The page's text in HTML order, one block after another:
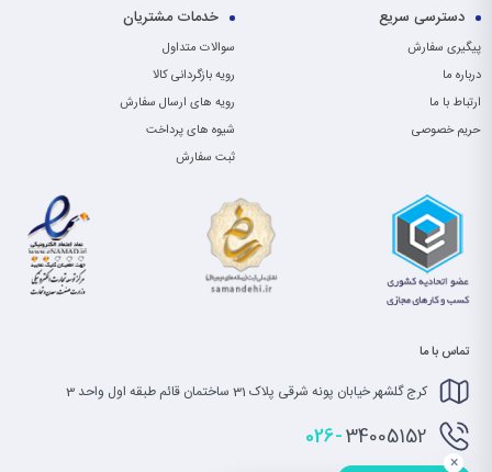
دسترسی سریع
پیگیری سفارش
درباره ما
ارتباط با ما
حریم خصوصی
خدمات مشتریان
سوالات متداول
رویه بازگردانی کالا
رویه های ارسال سفارش
شیوه های پرداخت
ثبت سفارش
تماس با ما
کرج گلشهر خیابان پونه شرقی پلاک 31 ساختمان قائم طبقه اول واحد 3
026-34005152
×